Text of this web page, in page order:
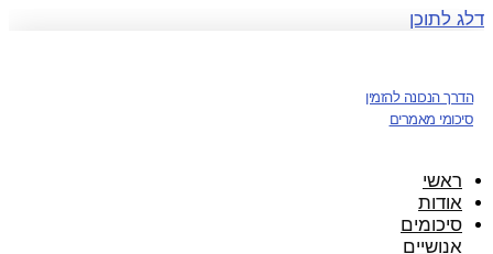
דלג לתוכן
הדרך הנכונה להזמין
סיכומי מאמרים
ראשי
אודות
סיכומים
אנושיים